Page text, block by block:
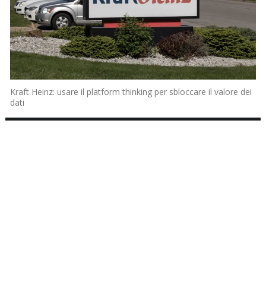
Kraft Heinz: usare il platform thinking per sbloccare il valore dei
dati